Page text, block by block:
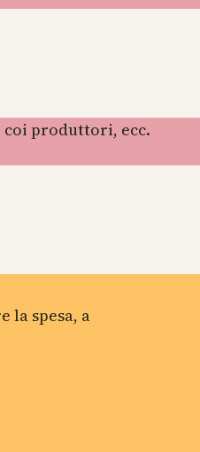
coi produttori, ecc.
la spesa, a